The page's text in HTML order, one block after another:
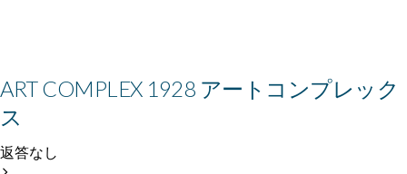
ART COMPLEX 1928 アートコンプレック
ス
返答なし